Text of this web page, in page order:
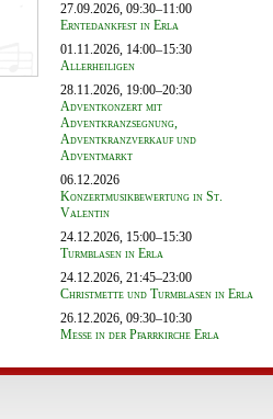
27.09.2026, 09:30–11:00
Erntedankfest in Erla
01.11.2026, 14:00–15:30
Allerheiligen
28.11.2026, 19:00–20:30
Adventkonzert mit
Adventkranzsegnung,
Adventkranzverkauf und
Adventmarkt
06.12.2026
Konzertmusikbewertung in St.
Valentin
24.12.2026, 15:00–15:30
Turmblasen in Erla
24.12.2026, 21:45–23:00
Christmette und Turmblasen in Erla
26.12.2026, 09:30–10:30
Messe in der Pfarrkirche Erla